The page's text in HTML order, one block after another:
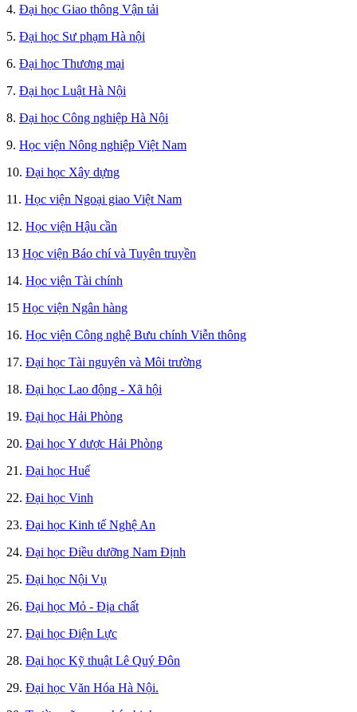
4. Đại học Giao thông Vận tải
5. Đại học Sư phạm Hà nội
6. Đại học Thương mại
7. Đại học Luật Hà Nội
8. Đại học Công nghiệp Hà Nội
9. Học viện Nông nghiệp Việt Nam
10. Đại học Xây dựng
11. Học viện Ngoại giao Việt Nam
12. Học viện Hậu cần
13 Học viện Báo chí và Tuyên truyền
14. Học viện Tài chính
15 Học viện Ngân hàng
16. Học viện Công nghệ Bưu chính Viễn thông
17. Đại học Tài nguyên và Môi trường
18. Đại học Lao động - Xã hội
19. Đại học Hải Phòng
20. Đại học Y dược Hải Phòng
21. Đại học Huế
22. Đại học Vinh
23. Đại học Kinh tế Nghệ An
24. Đại học Điều dưỡng Nam Định
25. Đại học Nội Vụ
26. Đại học Mỏ - Địa chất
27. Đại học Điện Lực
28. Đại học Kỹ thuật Lê Quý Đôn
29. Đại học Văn Hóa Hà Nội.